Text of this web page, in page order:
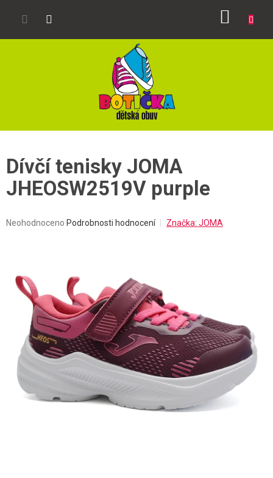
Dívčí tenisky JOMA
JHEOSW2519V purple
Průměrné
hvězdiček.
Neohodnoceno Podrobnosti hodnocení Značka: JOMA